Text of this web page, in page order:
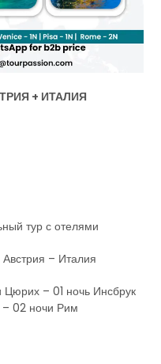
+ ИТАЛИЯ
тур с отелями
– Италия
– 01 ночь Инсбрук
– 02 ночи Рим